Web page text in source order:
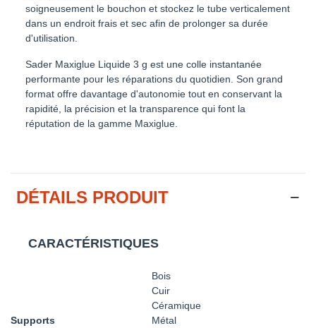
soigneusement le bouchon et stockez le tube verticalement
dans un endroit frais et sec afin de prolonger sa durée
d'utilisation.
Sader Maxiglue Liquide 3 g est une colle instantanée
performante pour les réparations du quotidien. Son grand
format offre davantage d'autonomie tout en conservant la
rapidité, la précision et la transparence qui font la
réputation de la gamme Maxiglue.
DÉTAILS PRODUIT
CARACTÉRISTIQUES
Supports
Bois
Cuir
Céramique
Métal